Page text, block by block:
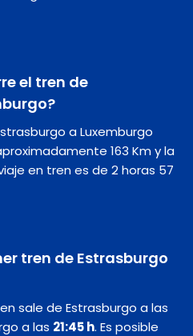
el tren de
a Luxemburgo
163 Km y la
en tren es de 2 horas 57
tren de Estrasburgo
sale de Estrasburgo a las
a las 21:45 h. Es posible